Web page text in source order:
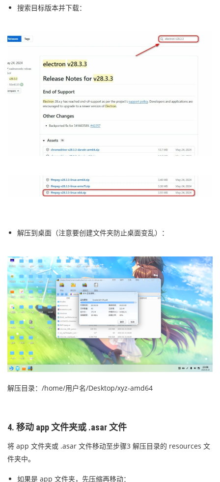
搜索目标版本并下载：
解压到桌面（注意要创建文件夹防止桌面变乱）：
解压目录：/home/用户名/Desktop/xyz-amd64
4. 移动 app 文件夹或 .asar 文件
将 app 文件夹或 .asar 文件移动至步骤3 解压目录的 resources 文
件夹中。
如果是 app 文件夹，先压缩再移动：